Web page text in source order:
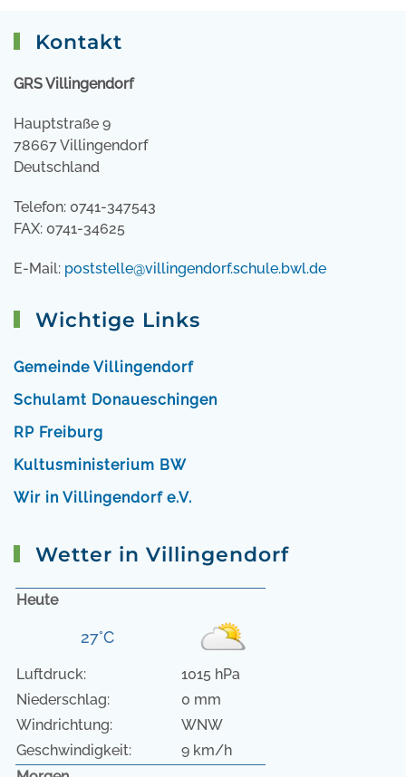
Kontakt
GRS Villingendorf
Hauptstraße 9
78667 Villingendorf
Deutschland
Telefon: 0741-347543
FAX: 0741-34625
E-Mail: poststelle@villingendorf.schule.bwl.de
Wichtige Links
Gemeinde Villingendorf
Schulamt Donaueschingen
RP Freiburg
Kultusministerium BW
Wir in Villingendorf e.V.
Wetter in Villingendorf
Heute
27°C
Luftdruck:
1015 hPa
Niederschlag:
0 mm
Windrichtung:
WNW
Geschwindigkeit:
9 km/h